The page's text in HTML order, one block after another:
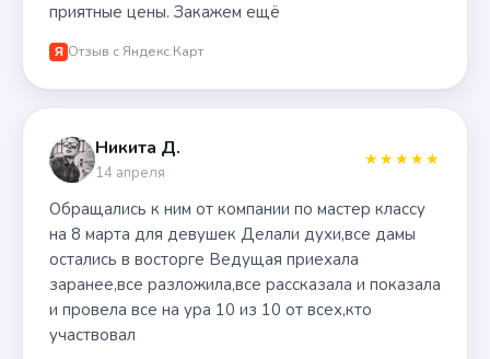
приятные цены. Закажем ещё
Я Отзыв с Яндекс.Карт
Никита Д.
14 апреля
★★★★★
Обращались к ним от компании по мастер классу
на 8 марта для девушек Делали духи,все дамы
остались в восторге Ведущая приехала
заранее,все разложила,все рассказала и показала
и провела все на ура 10 из 10 от всех,кто
участвовал